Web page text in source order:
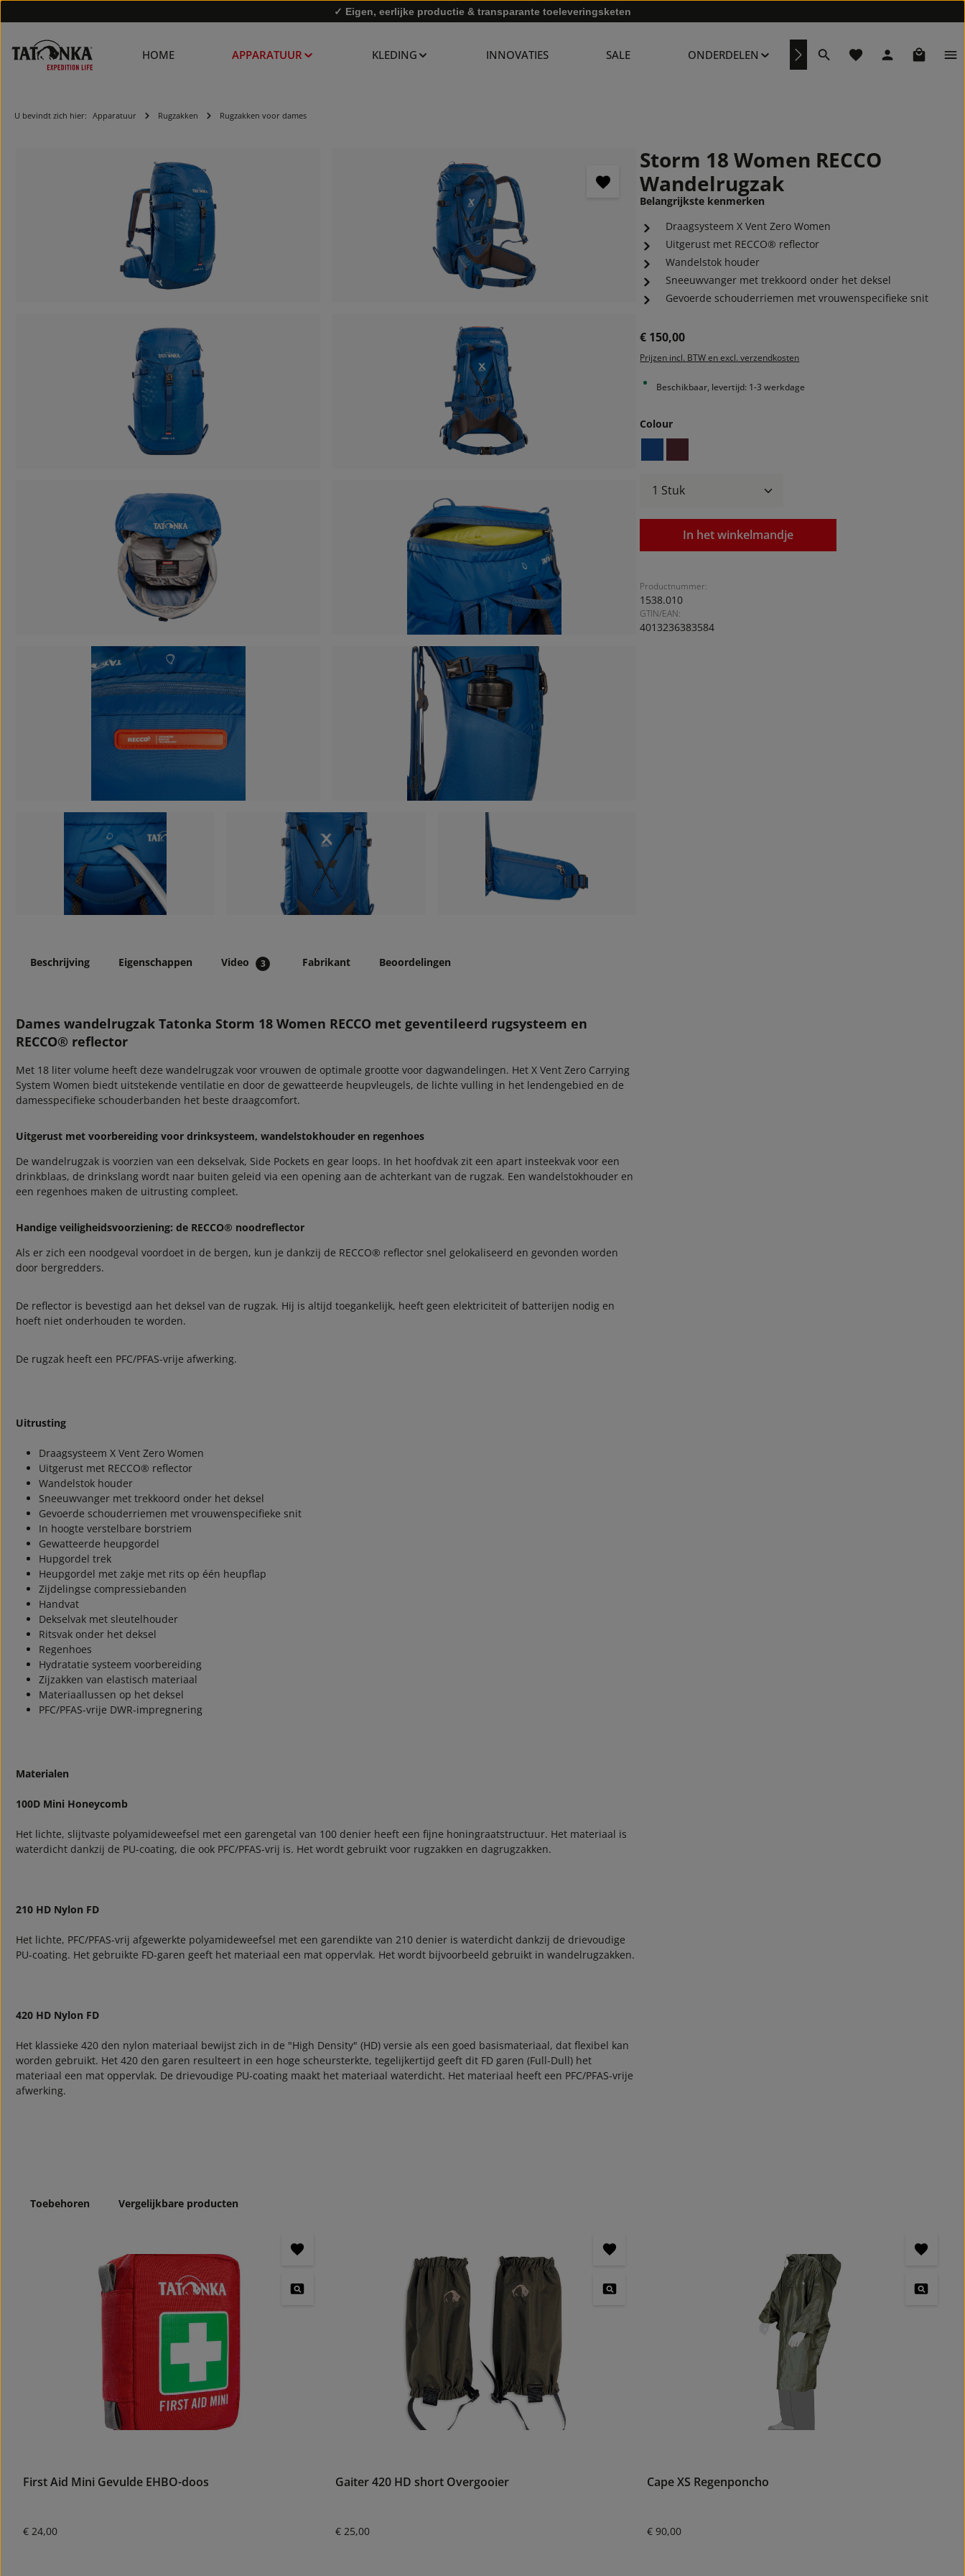
✓ Eigen, eerlijke productie & transparante toeleveringsketen
HOME APPARATUUR KLEDING INNOVATIES SALE ONDERDELEN REPARATURSERVICE
Je hebt 0 items op je
U bevindt zich hier: Apparatuur Rugzakken Rugzakken voor dames
Storm 18 Women RECCO
Wandelrugzak
Belangrijkste kenmerken
Draagsysteem X Vent Zero Women
Uitgerust met RECCO® reflector
Wandelstok houder
Sneeuwvanger met trekkoord onder het deksel
Gevoerde schouderriemen met vrouwenspecifieke snit
Normale prijs:
€ 150,00
Prijzen incl. BTW en excl. verzendkosten
Beschikbaar, levertijd: 1-3 werkdage
Selecteer
Colour
blue bordeaux red
Producthoeveelheid: Voer de
In het winkelmandje
Productnummer:
1538.010
GTIN/EAN:
4013236383584
Beschrijving Eigenschappen Video 3 Fabrikant Beoordelingen
Dames wandelrugzak Tatonka Storm 18 Women RECCO met geventileerd rugsysteem en
RECCO® reflector
Met 18 liter volume heeft deze wandelrugzak voor vrouwen de optimale grootte voor dagwandelingen. Het X Vent Zero Carrying
System Women biedt uitstekende ventilatie en door de gewatteerde heupvleugels, de lichte vulling in het lendengebied en de
damesspecifieke schouderbanden het beste draagcomfort.
Uitgerust met voorbereiding voor drinksysteem, wandelstokhouder en regenhoes
De wandelrugzak is voorzien van een dekselvak, Side Pockets en gear loops. In het hoofdvak zit een apart insteekvak voor een
drinkblaas, de drinkslang wordt naar buiten geleid via een opening aan de achterkant van de rugzak. Een wandelstokhouder en
een regenhoes maken de uitrusting compleet.
Handige veiligheidsvoorziening: de RECCO® noodreflector
Als er zich een noodgeval voordoet in de bergen, kun je dankzij de RECCO® reflector snel gelokaliseerd en gevonden worden
door bergredders.
De reflector is bevestigd aan het deksel van de rugzak. Hij is altijd toegankelijk, heeft geen elektriciteit of batterijen nodig en
hoeft niet onderhouden te worden.
De rugzak heeft een PFC/PFAS-vrije afwerking.
Uitrusting
Draagsysteem X Vent Zero Women
Uitgerust met RECCO® reflector
Wandelstok houder
Sneeuwvanger met trekkoord onder het deksel
Gevoerde schouderriemen met vrouwenspecifieke snit
In hoogte verstelbare borstriem
Gewatteerde heupgordel
Hupgordel trek
Heupgordel met zakje met rits op één heupflap
Zijdelingse compressiebanden
Handvat
Dekselvak met sleutelhouder
Ritsvak onder het deksel
Regenhoes
Hydratatie systeem voorbereiding
Zijzakken van elastisch materiaal
Materiaallussen op het deksel
PFC/PFAS-vrije DWR-impregnering
Materialen
100D Mini Honeycomb
Het lichte, slijtvaste polyamideweefsel met een garengetal van 100 denier heeft een fijne honingraatstructuur. Het materiaal is
waterdicht dankzij de PU-coating, die ook PFC/PFAS-vrij is. Het wordt gebruikt voor rugzakken en dagrugzakken.
210 HD Nylon FD
Het lichte, PFC/PFAS-vrij afgewerkte polyamideweefsel met een garendikte van 210 denier is waterdicht dankzij de drievoudige
PU-coating. Het gebruikte FD-garen geeft het materiaal een mat oppervlak. Het wordt bijvoorbeeld gebruikt in wandelrugzakken.
420 HD Nylon FD
Het klassieke 420 den nylon materiaal bewijst zich in de "High Density" (HD) versie als een goed basismateriaal, dat flexibel kan
worden gebruikt. Het 420 den garen resulteert in een hoge scheursterkte, tegelijkertijd geeft dit FD garen (Full-Dull) het
materiaal een mat oppervlak. De drievoudige PU-coating maakt het materiaal waterdicht. Het materiaal heeft een PFC/PFAS-vrije
afwerking.
Toebehoren
Vergelijkbare producten
First Aid Mini Gevulde EHBO-doos
Normale prijs:
€ 24,00
Gaiter 420 HD short Overgooier
Normale prijs:
€ 25,00
Cape XS Regenponcho
Normale prijs:
€ 90,00